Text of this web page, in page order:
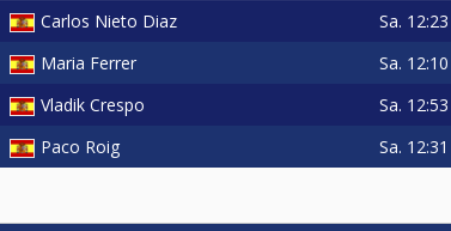
Carlos Nieto Diaz Sa. 12:23
Maria Ferrer Sa. 12:10
Vladik Crespo Sa. 12:53
Paco Roig Sa. 12:31